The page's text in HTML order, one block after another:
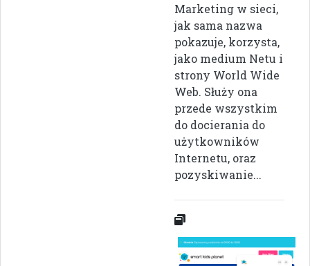
Marketing w sieci,
jak sama nazwa
pokazuje, korzysta,
jako medium Netu i
strony World Wide
Web. Służy ona
przede wszystkim
do docierania do
użytkowników
Internetu, oraz
pozyskiwanie...